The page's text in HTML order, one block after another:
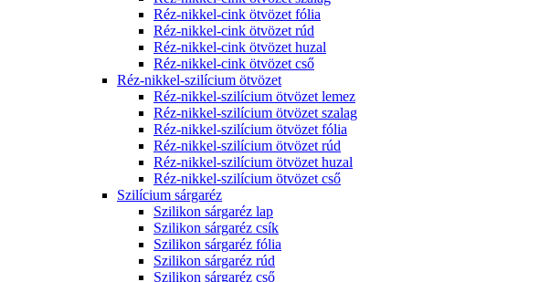
Réz-nikkel-cink ötvözet fólia
Réz-nikkel-cink ötvözet rúd
Réz-nikkel-cink ötvözet huzal
Réz-nikkel-cink ötvözet cső
Réz-nikkel-szilícium ötvözet
Réz-nikkel-szilícium ötvözet lemez
Réz-nikkel-szilícium ötvözet szalag
Réz-nikkel-szilícium ötvözet fólia
Réz-nikkel-szilícium ötvözet rúd
Réz-nikkel-szilícium ötvözet huzal
Réz-nikkel-szilícium ötvözet cső
Szilícium sárgaréz
Szilikon sárgaréz lap
Szilikon sárgaréz csík
Szilikon sárgaréz fólia
Szilikon sárgaréz rúd
Szilikon sárgaréz cső